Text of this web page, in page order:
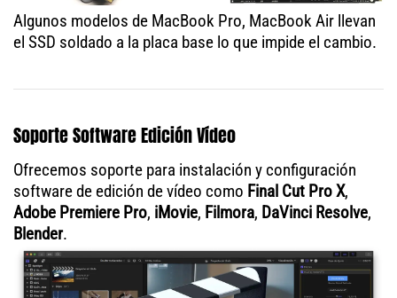
Algunos modelos de MacBook Pro, MacBook Air llevan
el SSD soldado a la placa base lo que impide el cambio.
Soporte Software Edición Vídeo
Ofrecemos soporte para instalación y configuración
software de edición de vídeo como Final Cut Pro X,
Adobe Premiere Pro, iMovie, Filmora, DaVinci Resolve,
Blender.